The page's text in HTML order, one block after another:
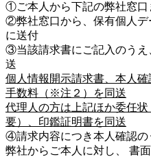
①ご本人から下記の弊社窓口
②弊社窓口から、保有個人デ
に送付
③当該請求書にご記入のうえ
送
個人情報開示請求書、本人
手数料（※注２）を同送
代理人の方は上記ほか委任
要）、印鑑証明書を同送
④請求内容につき本人確認の
弊社からご本人に対し、 書